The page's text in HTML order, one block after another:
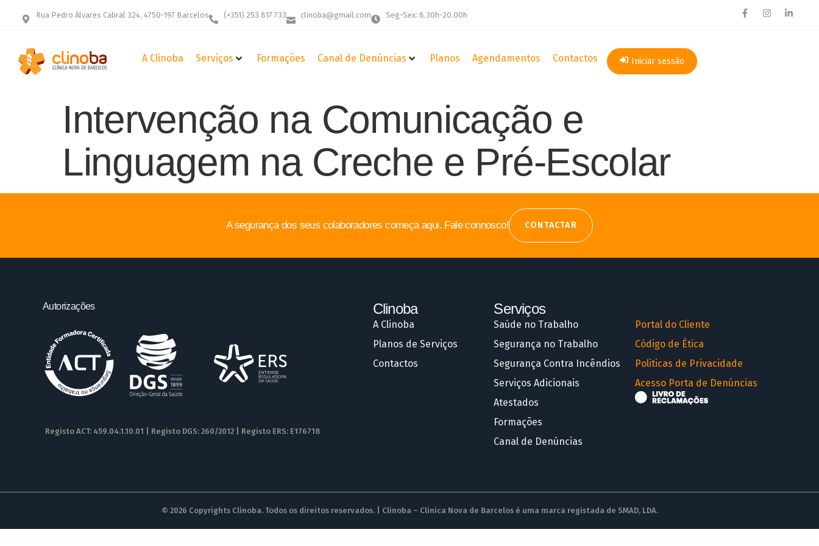
Rua Pedro Álvares Cabral 324, 4750-197 Barcelos (+351) 253 817 733 clinoba@gmail.com Seg-Sex: 8.30h-20.00h
Iniciar sessão
A Clinoba Serviços Formações Canal de Denúncias Planos Agendamentos Contactos
Intervenção na Comunicação e
Linguagem na Creche e Pré-Escolar
A segurança dos seus colaboradores começa aqui. Fale connosco! CONTACTAR
Autorizações
Registo ACT: 459.04.1.10.01 | Registo DGS: 260/2012 | Registo ERS: E176718
Clinoba
A Clinoba
Planos de Serviços
Contactos
Serviços
Saúde no Trabalho
Segurança no Trabalho
Segurança Contra Incêndios
Serviços Adicionais
Atestados
Formações
Canal de Denúncias
Portal do Cliente
Código de Ética
Politicas de Privacidade
Acesso Porta de Denúncias
© 2026 Copyrights Clinoba. Todos os direitos reservados. | Clinoba – Clinica Nova de Barcelos é uma marca registada de SMAD, LDA.